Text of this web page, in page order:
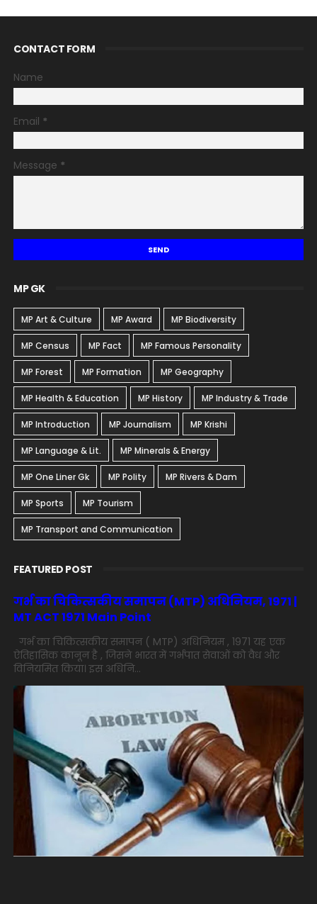
CONTACT FORM
Name
Email *
Message *
MP GK
MP Art & Culture MP Award MP Biodiversity
MP Census MP Fact MP Famous Personality
MP Forest MP Formation MP Geography
MP Health & Education MP History MP Industry & Trade
MP Introduction MP Journalism MP Krishi
MP Language & Lit. MP Minerals & Energy
MP One Liner Gk MP Polity MP Rivers & Dam
MP Sports MP Tourism
MP Transport and Communication
FEATURED POST
गर्भ का चिकित्सकीय समापन (MTP) अधिनियम, 1971 |
MT ACT 1971 Main Point
गर्भ का चिकित्सकीय समापन ( MTP) अधिनियम , 1971 यह एक
ऐतिहासिक कानून है , जिसने भारत में गर्भपात सेवाओं को वैध और
विनियमित किया। इस अधिनि...